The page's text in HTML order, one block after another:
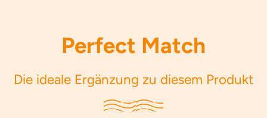
Perfect Match
Die ideale Ergänzung zu diesem Produkt